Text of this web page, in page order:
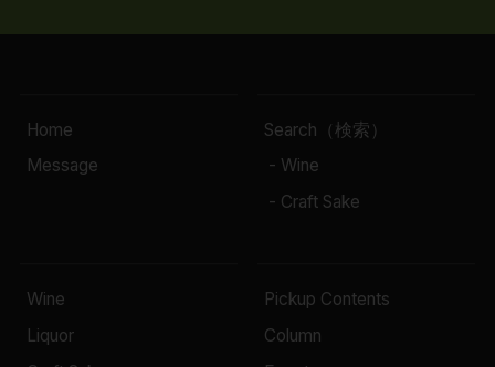
Home
Message
Search（検索）
- Wine
- Craft Sake
Wine
Liquor
Pickup Contents
Column